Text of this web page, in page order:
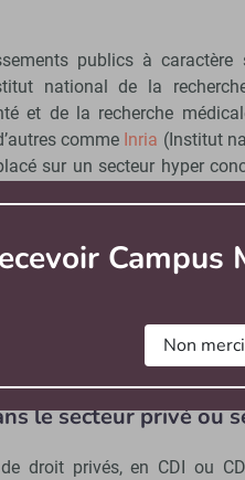
publics à caractère
national de la
et de la recherche
comme Inria (Institut
sur un secteur hyper
plus largement sur contrat
varie également :
calendrierspeuvent aussi
de recherche de classe
celle du concours de
2020, alors que les
fin juin à la fin août.
le secteur privé ou
droit privés, en CDI ou
Campus
Non